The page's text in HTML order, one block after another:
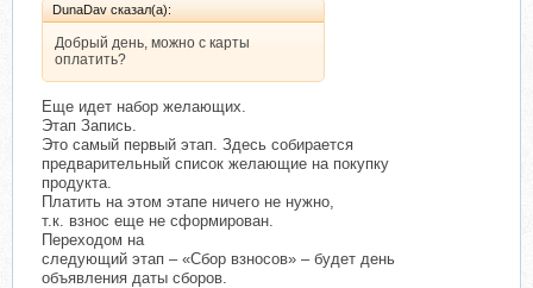
DunaDav сказал(а):
Добрый день, можно с карты
оплатить?
Еще идет набор желающих.
Этап Запись.
Это самый первый этап. Здесь собирается
предварительный список желающие на покупку
продукта.
Платить на этом этапе ничего не нужно,
т.к. взнос еще не сформирован.
Переходом на
следующий этап – «Сбор взносов» – будет день
объявления даты сборов.